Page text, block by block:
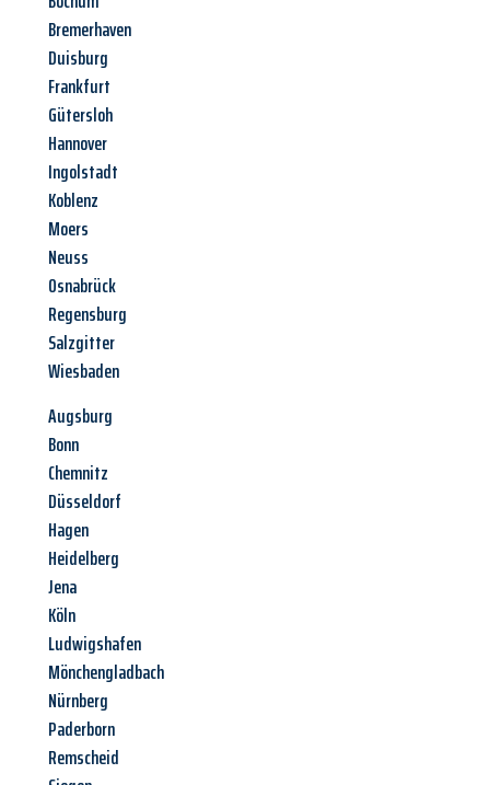
Bremerhaven
Duisburg
Frankfurt
Gütersloh
Hannover
Ingolstadt
Koblenz
Moers
Neuss
Osnabrück
Regensburg
Salzgitter
Wiesbaden
Augsburg
Bonn
Chemnitz
Düsseldorf
Hagen
Heidelberg
Jena
Köln
Ludwigshafen
Mönchengladbach
Nürnberg
Paderborn
Remscheid